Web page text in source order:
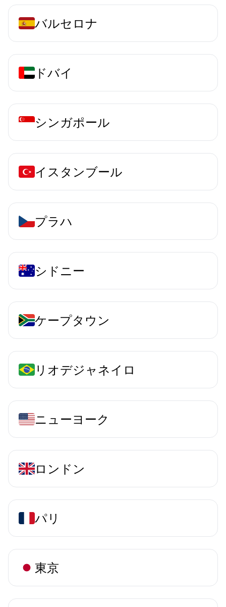
バルセロナ
ドバイ
シンガポール
イスタンブール
プラハ
シドニー
ケープタウン
リオデジャネイロ
ニューヨーク
ロンドン
パリ
東京